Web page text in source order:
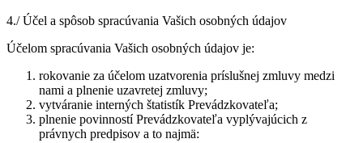
4./ Účel a spôsob spracúvania Vašich osobných údajov
Účelom spracúvania Vašich osobných údajov je:
rokovanie za účelom uzatvorenia príslušnej zmluvy medzi
nami a plnenie uzavretej zmluvy;
vytváranie interných štatistík Prevádzkovateľa;
plnenie povinností Prevádzkovateľa vyplývajúcich z
právnych predpisov a to najmä: